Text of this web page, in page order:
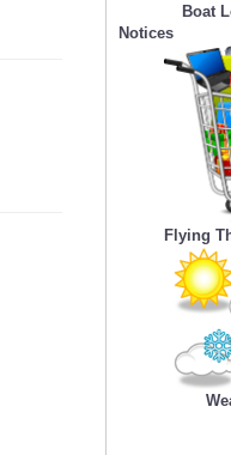
Boat
Notices
Flying